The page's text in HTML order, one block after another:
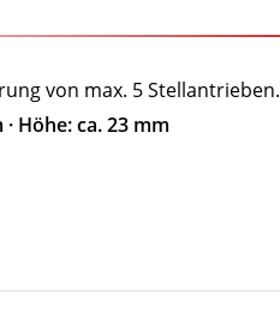
von max. 5
Höhe: ca. 23 mm